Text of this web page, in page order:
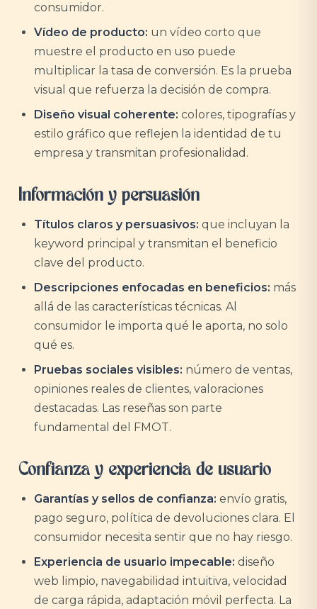
consumidor.
Vídeo de producto: un vídeo corto que
muestre el producto en uso puede
multiplicar la tasa de conversión. Es la prueba
visual que refuerza la decisión de compra.
Diseño visual coherente: colores, tipografías y
estilo gráfico que reflejen la identidad de tu
empresa y transmitan profesionalidad.
Información y persuasión
Títulos claros y persuasivos: que incluyan la
keyword principal y transmitan el beneficio
clave del producto.
Descripciones enfocadas en beneficios: más
allá de las características técnicas. Al
consumidor le importa qué le aporta, no solo
qué es.
Pruebas sociales visibles: número de ventas,
opiniones reales de clientes, valoraciones
destacadas. Las reseñas son parte
fundamental del FMOT.
Confianza y experiencia de usuario
Garantías y sellos de confianza: envío gratis,
pago seguro, política de devoluciones clara. El
consumidor necesita sentir que no hay riesgo.
Experiencia de usuario impecable: diseño
web limpio, navegabilidad intuitiva, velocidad
de carga rápida, adaptación móvil perfecta. La